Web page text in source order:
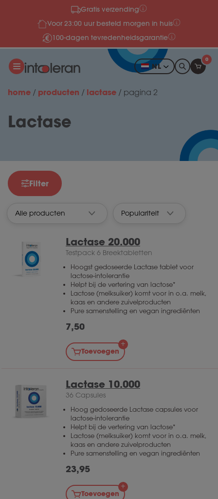
Meteen naar de contentGratis verzending
Voor 23:00 uur besteld morgen in huis
100-dagen tevredenheidsgarantie
NL
0
home / producten / lactase / pagina 2
Lactase
Filter
Lactase 20.000
Testpack 6 Breektabletten
Hoogst gedoseerde Lactase tablet voor
lactose-intolerantie
Helpt bij de vertering van lactose*
Lactose (melksuiker) komt voor in o.a. melk,
kaas en andere zuivelproducten
Pure samenstelling en vegan ingrediënten
7,50
Toevoegen
Lactase 10.000
36 Capsules
Hoog gedoseerde Lactase capsules voor
lactose-intolerantie
Helpt bij de vertering van lactose*
Lactose (melksuiker) komt voor in o.a. melk,
kaas en andere zuivelproducten
Pure samenstelling en vegan ingrediënten
23,95
Toevoegen